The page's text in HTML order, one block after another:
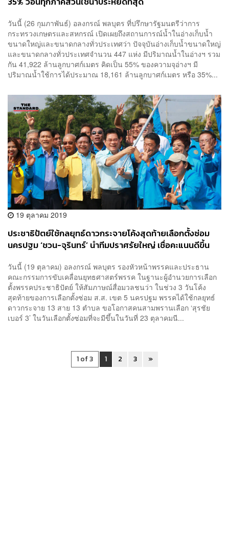
วันนี้ (26 กุมภาพันธ์) อลงกรณ์ พลบุตร ที่ปรึกษารัฐมนตรีว่าการ
กระทรวงเกษตรและสหกรณ์ เปิดเผยถึงสถานการณ์น้ำในอ่างเก็บน้ำ
ขนาดใหญ่และขนาดกลางทั่วประเทศว่า ปัจจุบันอ่างเก็บน้ำขนาดใหญ่
และขนาดกลางทั่วประเทศจำนวน 447 แห่ง มีปริมาณน้ำในอ่างฯ รวม
กัน 41,922 ล้านลูกบาศก์เมตร คิดเป็น 55% ของความจุอ่างฯ มี
ปริมาณน้ำใช้การได้ประมาณ 18,161 ล้านลูกบาศก์เมตร หรือ 35%...
19 ตุลาคม 2019
ประชาธิปัตย์ใช้กลยุทธ์ดาวกระจายโค้งสุดท้ายเลือกตั้งซ่อม
นครปฐม ‘ชวน-จุรินทร์’ นำทีมปราศรัยใหญ่ เชื่อคะแนนดีขึ้น
วันนี้ (19 ตุลาคม) อลงกรณ์ พลบุตร รองหัวหน้าพรรคและประธาน
คณะกรรมการขับเคลื่อนยุทธศาสตร์พรรค ในฐานะผู้อำนวยการเลือก
ตั้งพรรคประชาธิปัตย์ ให้สัมภาษณ์สื่อมวลชนว่า ในช่วง 3 วันโค้ง
สุดท้ายของการเลือกตั้งซ่อม ส.ส. เขต 5 นครปฐม พรรคได้ใช้กลยุทธ์
ดาวกระจาย 13 สาย 13 ตำบล ขอโอกาสคนสามพรานเลือก ‘สุรชัย
เบอร์ 3’ ในวันเลือกตั้งซ่อมที่จะมีขึ้นในวันที่ 23 ตุลาคมนี...
1 of 3 1 2 3 »